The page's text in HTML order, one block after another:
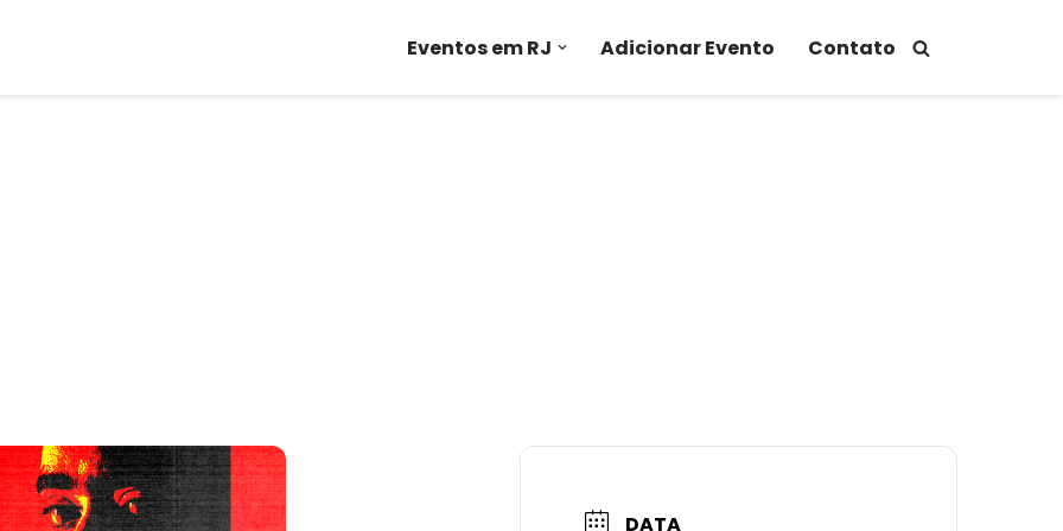
Eventos em RJ Adicionar Evento Contato
DATA